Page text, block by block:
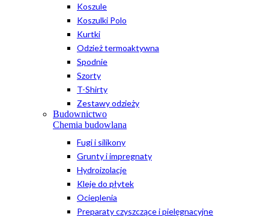
Koszule
Koszulki Polo
Kurtki
Odzież termoaktywna
Spodnie
Szorty
T-Shirty
Zestawy odzieży
Budownictwo
Chemia budowlana
Fugi i silikony
Grunty i impregnaty
Hydroizolacje
Kleje do płytek
Ocieplenia
Preparaty czyszczące i pielęgnacyjne